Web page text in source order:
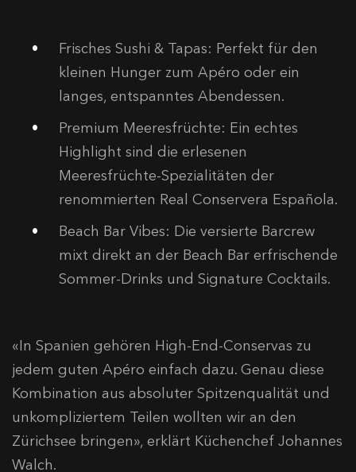
Frisches Sushi & Tapas: Perfekt für den
kleinen Hunger zum Apéro oder ein
langes, entspanntes Abendessen.
Premium Meeresfrüchte: Ein echtes
Highlight sind die erlesenen
Meeresfrüchte-Spezialitäten der
renommierten Real Conservera Española.
Beach Bar Vibes: Die versierte Barcrew
mixt direkt an der Beach Bar erfrischende
Sommer-Drinks und Signature Cocktails.
«In Spanien gehören High-End-Conservas zu
jedem guten Apéro einfach dazu. Genau diese
Kombination aus absoluter Spitzenqualität und
unkompliziertem Teilen wollten wir an den
Zürichsee bringen», erklärt Küchenchef Johannes
Walch.